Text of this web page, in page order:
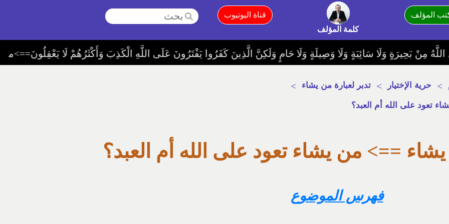
المؤلف
كلمة المؤلف
قناة اليوتيوب
الْكَذِبَ وَأَكْثَرُهُمْ لَا يَعْقِلُونَ==>ما جعل الله 1-أشخاصا يتوسّعون في الدّين و يضيفون فيه 2-و لم يهمل فيه شيئا 3-و لم يجعل صلة وصل بينه و بين الناس 4-ولم ينصّب أحدا لحماية الدّين و لكنّ المتكبّرين المنكرين يفترون الأكاذيب على الله وأكثرهم
> حرية الإختيار > تدبر لعبارة من يشاء >
تعود على الله أم العبد؟
==> من يشاء تعود على الله أم العبد؟
فهرس الموضوع